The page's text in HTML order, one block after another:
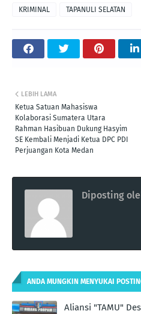
KRIMINAL TAPANULI SELATAN
LEBIH LAMA
Ketua Satuan Mahasiswa
Kolaborasi Sumatera Utara
Rahman Hasibuan Dukung Hasyim
SE Kembali Menjadi Ketua DPC PDI
Perjuangan Kota Medan
Diposting
ANDA MUNGKIN MENYUKAI
Aliansi "TAMU"